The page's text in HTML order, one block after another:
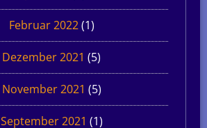
Februar 2022(1)
Dezember 2021 (5)
November 2021 (5)
September 2021 (1)